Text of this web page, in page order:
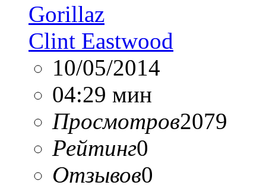
Gorillaz
Clint Eastwood
10/05/2014
04:29 мин
Просмотров2079
Рейтинг0
Отзывов0